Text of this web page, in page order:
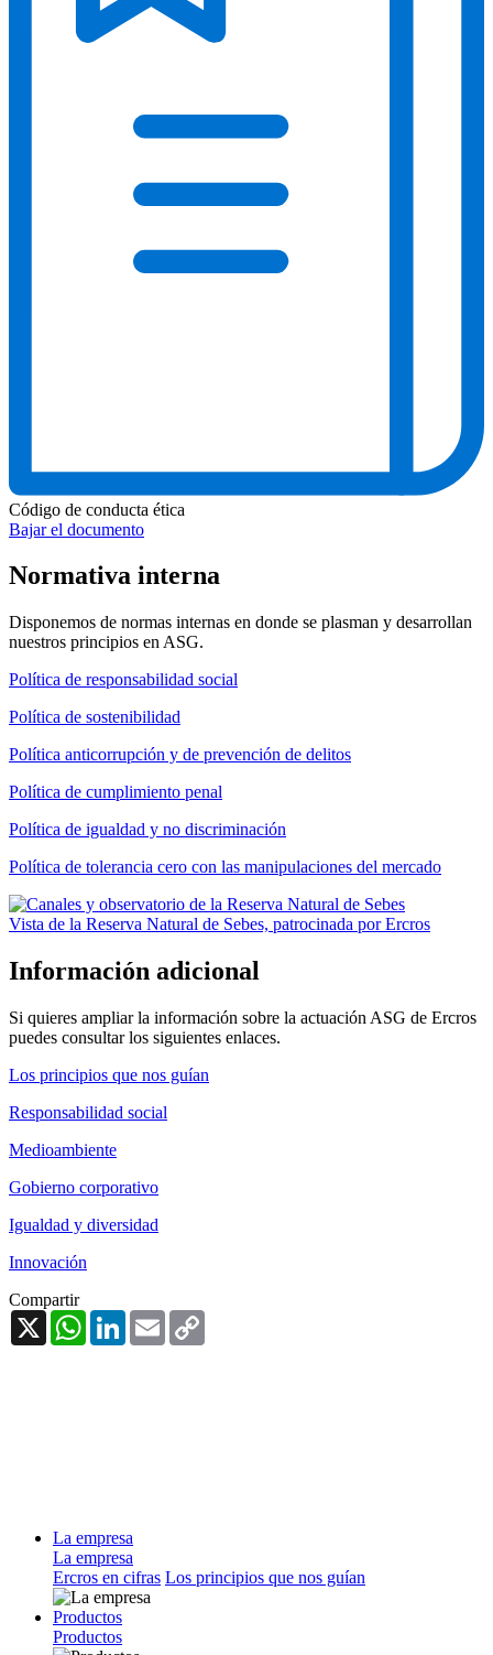
Código de conducta ética
Bajar el documento
Normativa interna
Disponemos de normas internas en donde se plasman y desarrollan
nuestros principios en ASG.
Política de responsabilidad social
Política de sostenibilidad
Política anticorrupción y de prevención de delitos
Política de cumplimiento penal
Política de igualdad y no discriminación
Política de tolerancia cero con las manipulaciones del mercado
Vista de la Reserva Natural de Sebes, patrocinada por Ercros
Información adicional
Si quieres ampliar la información sobre la actuación ASG de Ercros
puedes consultar los siguientes enlaces.
Los principios que nos guían
Responsabilidad social
Medioambiente
Gobierno corporativo
Igualdad y diversidad
Innovación
Compartir
X
WhatsAppLinkedInEmail
La empresa
La empresa
Ercros en cifras Los principios que nos guían
Productos
Productos